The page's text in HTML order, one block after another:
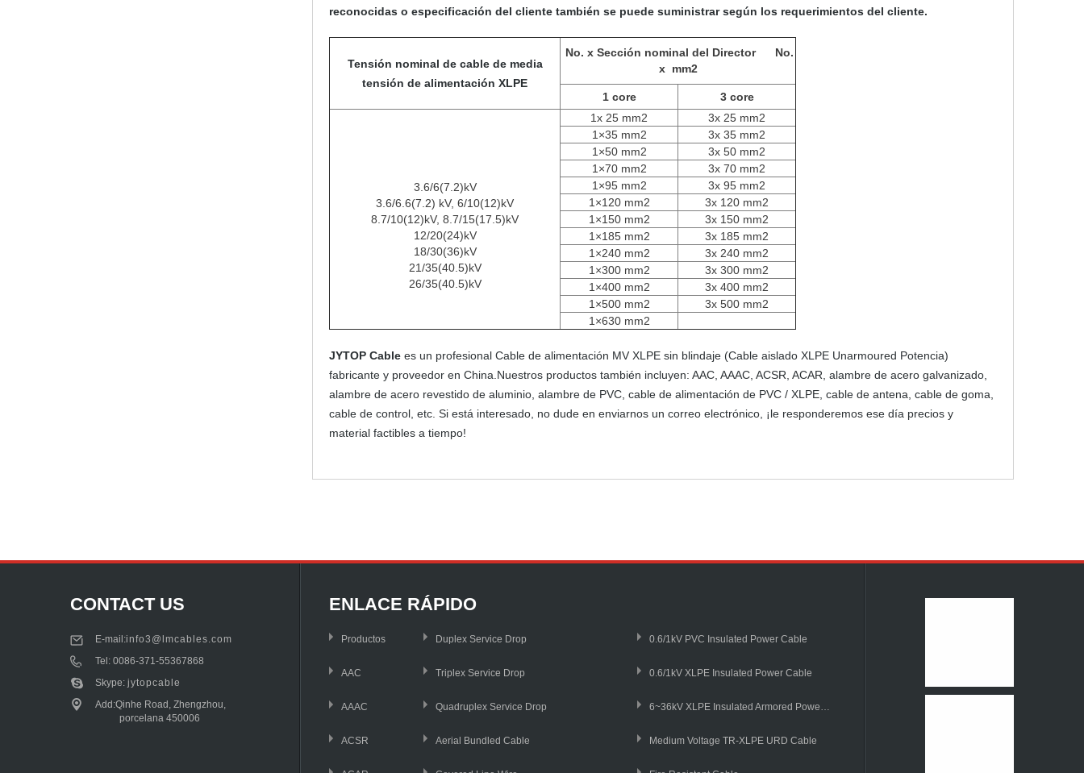
reconocidas o especificación del cliente también se puede suministrar según los requerimientos del cliente.
Tensión nominal de cable de media
tensión de alimentación XLPE
No. x Sección nominal del Director No.
x mm2
1 core 3 core
3.6/6(7.2)kV
3.6/6.6(7.2) kV, 6/10(12)kV
8.7/10(12)kV, 8.7/15(17.5)kV
12/20(24)kV
18/30(36)kV
21/35(40.5)kV
26/35(40.5)kV
1x 25 mm2
3x 25 mm2
1×35 mm2
3x 35 mm2
1×50 mm2
3x 50 mm2
1×70 mm2
3x 70 mm2
1×95 mm2
3x 95 mm2
1×120 mm2
3x 120 mm2
1×150 mm2
3x 150 mm2
1×185 mm2
3x 185 mm2
1×240 mm2
3x 240 mm2
1×300 mm2
3x 300 mm2
1×400 mm2
3x 400 mm2
1×500 mm2
3x 500 mm2
1×630 mm2
JYTOP Cable es un profesional Cable de alimentación MV XLPE sin blindaje (Cable aislado XLPE Unarmoured Potencia)
fabricante y proveedor en China.Nuestros productos también incluyen: AAC, AAAC, ACSR, ACAR, alambre de acero galvanizado,
alambre de acero revestido de aluminio, alambre de PVC, cable de alimentación de PVC / XLPE, cable de antena, cable de goma,
cable de control, etc. Si está interesado, no dude en enviarnos un correo electrónico, ¡le responderemos ese día precios y
material factibles a tiempo!
CONTACT US
E-mail:info3@lmcables.com
Tel: 0086-371-55367868
Skype: jytopcable
Add:Qinhe Road, Zhengzhou,
porcelana 450006
ENLACE RÁPIDO
Productos
AAC
AAAC
ACSR
Duplex Service Drop
Triplex Service Drop
Quadruplex Service Drop
Aerial Bundled Cable
0.6/1kV PVC Insulated Power Cable
0.6/1kV XLPE Insulated Power Cable
6~36kV XLPE Insulated Armored Power Cable
Medium Voltage TR-XLPE URD Cable